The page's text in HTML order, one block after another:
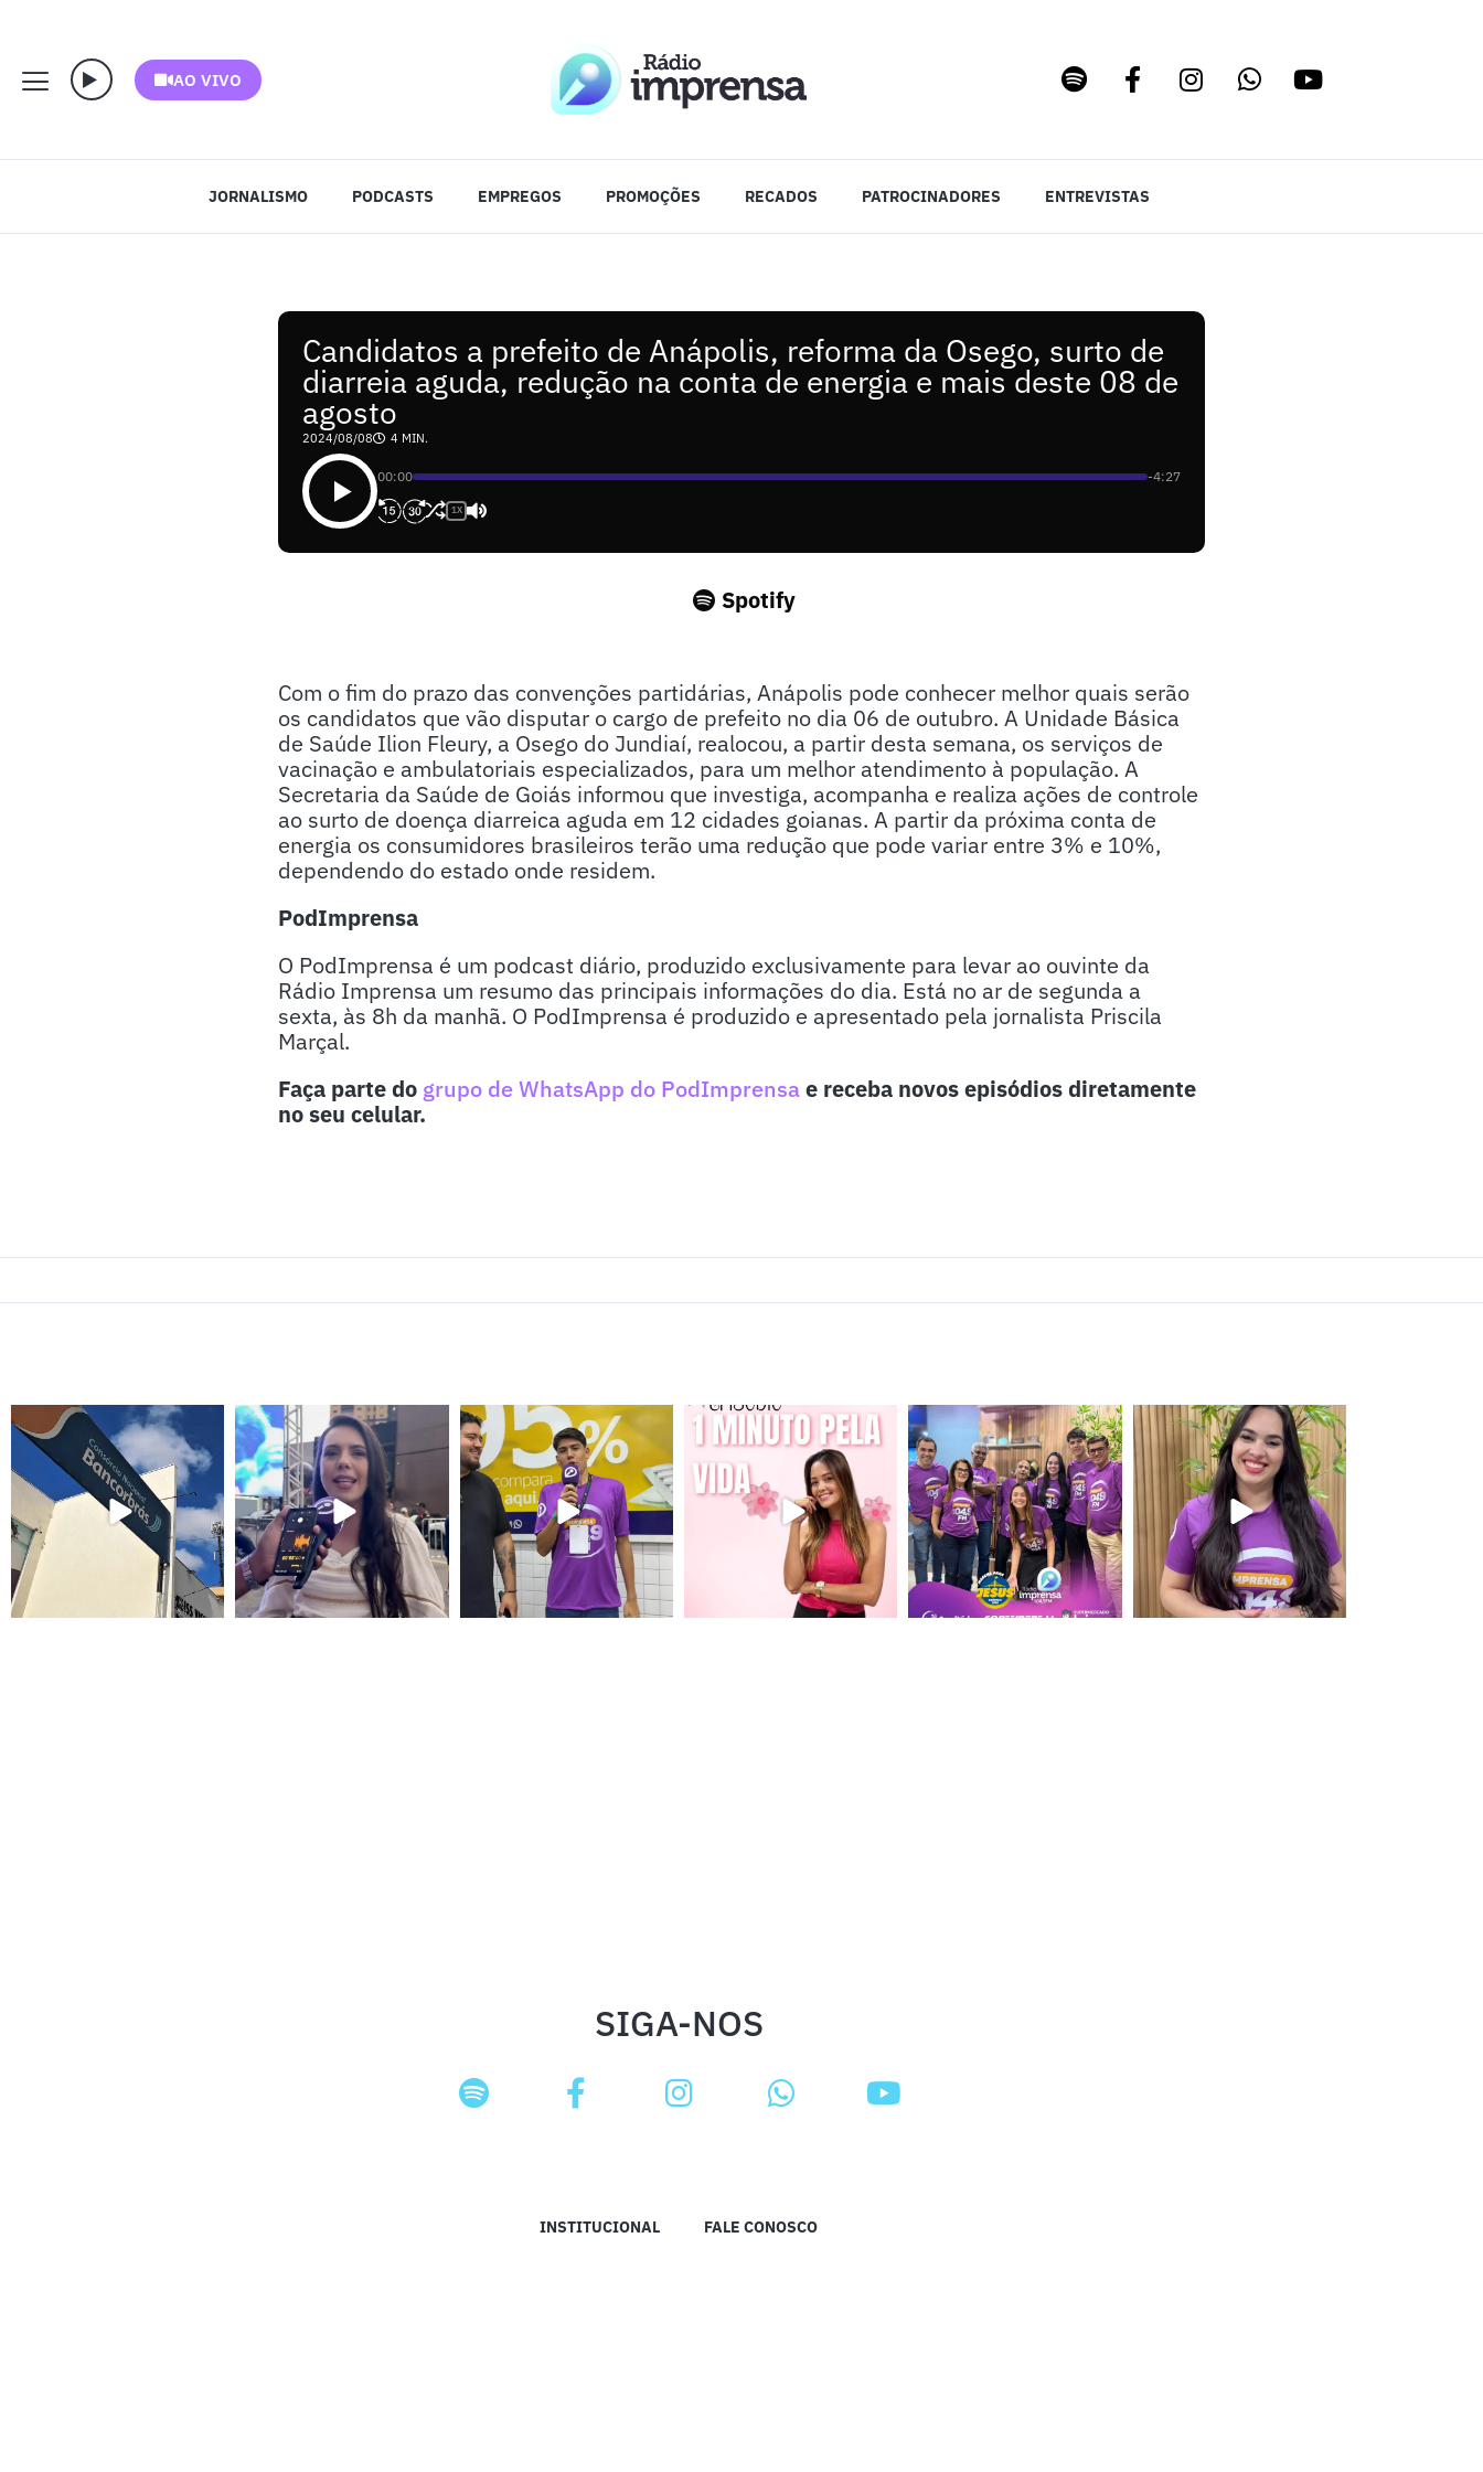
AO VIVO
JORNALISMO PODCASTS EMPREGOS PROMOÇÕES RECADOS PATROCINADORES ENTREVISTAS
Candidatos a prefeito de Anápolis, reforma da Osego, surto de
diarreia aguda, redução na conta de energia e mais deste 08 de
agosto
2024/08/08 4 MIN.
00:00 -4:27
1X
Spotify
Com o fim do prazo das convenções partidárias, Anápolis pode conhecer melhor quais serão
os candidatos que vão disputar o cargo de prefeito no dia 06 de outubro. A Unidade Básica
de Saúde Ilion Fleury, a Osego do Jundiaí, realocou, a partir desta semana, os serviços de
vacinação e ambulatoriais especializados, para um melhor atendimento à população. A
Secretaria da Saúde de Goiás informou que investiga, acompanha e realiza ações de controle
ao surto de doença diarreica aguda em 12 cidades goianas. A partir da próxima conta de
energia os consumidores brasileiros terão uma redução que pode variar entre 3% e 10%,
dependendo do estado onde residem.
PodImprensa
O PodImprensa é um podcast diário, produzido exclusivamente para levar ao ouvinte da
Rádio Imprensa um resumo das principais informações do dia. Está no ar de segunda a
sexta, às 8h da manhã. O PodImprensa é produzido e apresentado pela jornalista Priscila
Marçal.
Faça parte do grupo de WhatsApp do PodImprensae receba novos episódios diretamente
no seu celular.
SIGA-NOS
INSTITUCIONAL FALE CONOSCO